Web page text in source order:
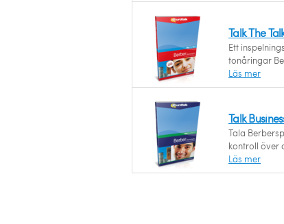
Talk The
Ett
tonåringar
Läs mer
Talk
Tala
kontroll över
Läs mer